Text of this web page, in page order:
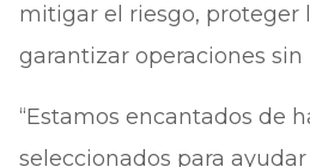
mitigar el riesgo, proteger
garantizar operaciones
“Estamos encantados de
seleccionados para